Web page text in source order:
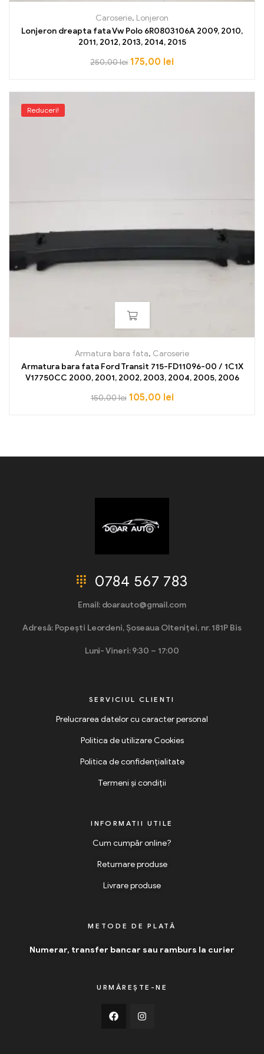
Caroserie, Lonjeron
Lonjeron dreapta fata Vw Polo 6R0803106A 2009, 2010,
2011, 2012, 2013, 2014, 2015
250,00lei 175,00 lei
Reduceri!
Armatura bara fata, Caroserie
Armatura bara fata Ford Transit 715-FD11096-00 / 1C1X
V17750CC 2000, 2001, 2002, 2003, 2004, 2005, 2006
150,00lei 105,00 lei
0784 567 783
Email: doarauto@gmail.com
Adresă: Popești Leordeni, Șoseaua Olteniței, nr. 181P Bis
Luni- Vineri: 9:30 – 17:00
SERVICIUL CLIENTI
Prelucrarea datelor cu caracter personal
Politica de utilizare Cookies
Politica de confidențialitate
Termeni și condiții
INFORMATII UTILE
Cum cumpăr online?
Returnare produse
Livrare produse
METODE DE PLATĂ
Numerar, transfer bancar sau ramburs la curier
URMĂREȘTE-NE